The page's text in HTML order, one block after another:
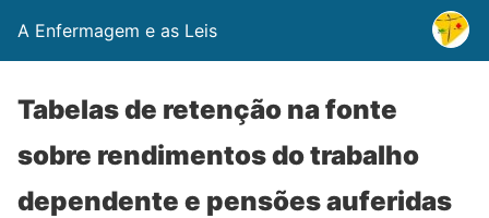
A Enfermagem e as Leis
Tabelas de retenção na fonte
sobre rendimentos do trabalho
dependente e pensões auferidas